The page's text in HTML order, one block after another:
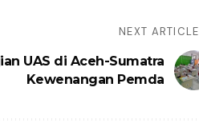
NEXT ARTICLE
UAS di Aceh-Sumatra
Kewenangan Pemda